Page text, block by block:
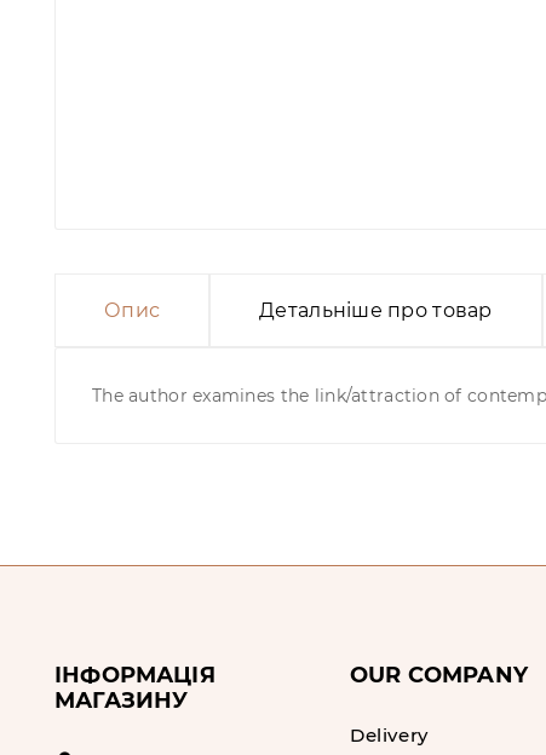
Опис Детальніше про товар
The author examines the link/attraction of
ІНФОРМАЦІЯ
МАГАЗИНУ
OUR COMPANY
Delivery